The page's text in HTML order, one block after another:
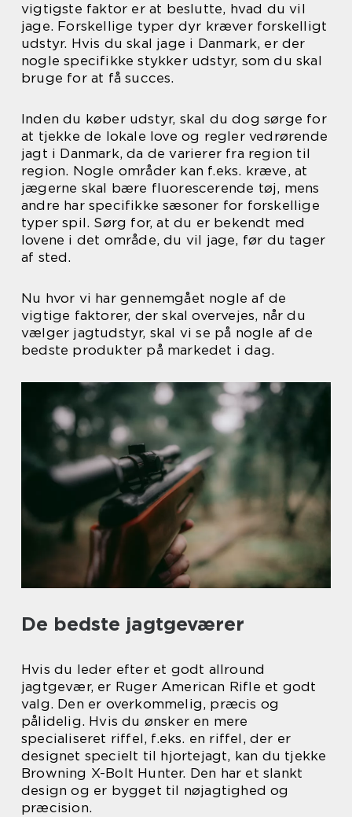
vigtigste faktor er at beslutte, hvad du vil
jage. Forskellige typer dyr kræver forskelligt
udstyr. Hvis du skal jage i Danmark, er der
nogle specifikke stykker udstyr, som du skal
bruge for at få succes.
Inden du køber udstyr, skal du dog sørge for
at tjekke de lokale love og regler vedrørende
jagt i Danmark, da de varierer fra region til
region. Nogle områder kan f.eks. kræve, at
jægerne skal bære fluorescerende tøj, mens
andre har specifikke sæsoner for forskellige
typer spil. Sørg for, at du er bekendt med
lovene i det område, du vil jage, før du tager
af sted.
Nu hvor vi har gennemgået nogle af de
vigtige faktorer, der skal overvejes, når du
vælger jagtudstyr, skal vi se på nogle af de
bedste produkter på markedet i dag.
De bedste jagtgeværer
Hvis du leder efter et godt allround
jagtgevær, er Ruger American Rifle et godt
valg. Den er overkommelig, præcis og
pålidelig. Hvis du ønsker en mere
specialiseret riffel, f.eks. en riffel, der er
designet specielt til hjortejagt, kan du tjekke
Browning X-Bolt Hunter. Den har et slankt
design og er bygget til nøjagtighed og
præcision.